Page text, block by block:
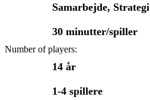
Samarbejde, Strategi
30 minutter/spiller
Number of players:
14 år
1-4 spillere